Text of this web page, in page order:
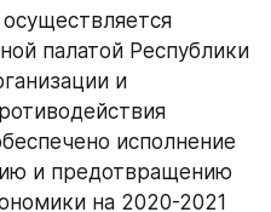
палатой Республики
и
исполнение
и предотвращению
на 2020-2021